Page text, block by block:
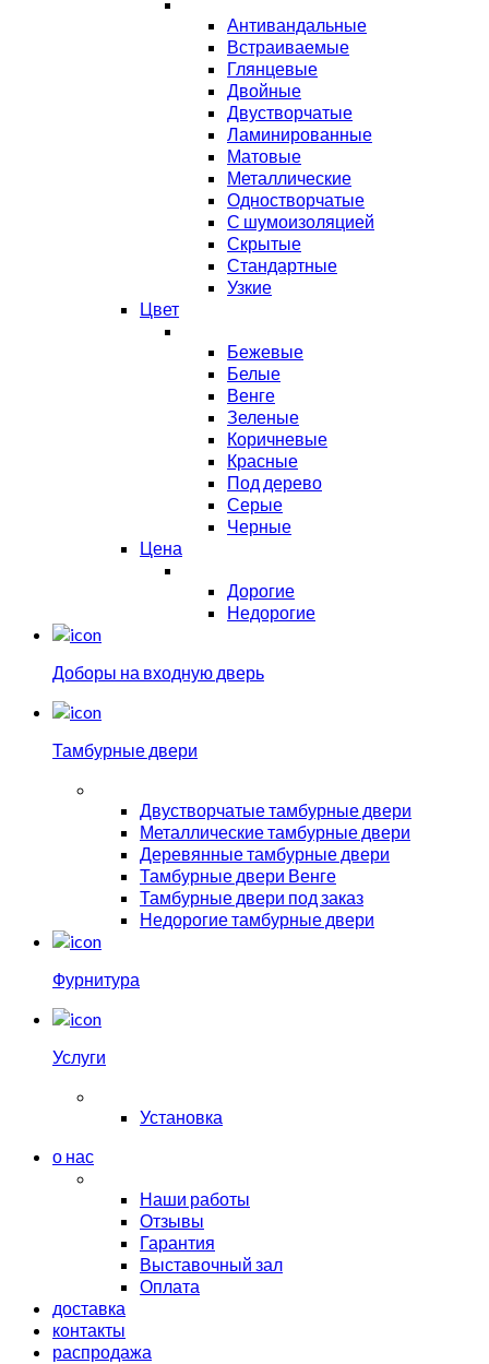
Антивандальные
Встраиваемые
Глянцевые
Двойные
Двустворчатые
Ламинированные
Матовые
Металлические
Одностворчатые
С шумоизоляцией
Скрытые
Стандартные
Узкие
Цвет
Бежевые
Белые
Венге
Зеленые
Коричневые
Красные
Под дерево
Серые
Черные
Цена
Дорогие
Недорогие
Доборы на входную дверь
Тамбурные двери
Двустворчатые тамбурные двери
Металлические тамбурные двери
Деревянные тамбурные двери
Тамбурные двери Венге
Тамбурные двери под заказ
Недорогие тамбурные двери
Фурнитура
Услуги
Установка
о нас
Наши работы
Отзывы
Гарантия
Выставочный зал
Оплата
доставка
контакты
распродажа